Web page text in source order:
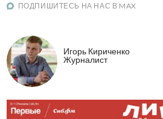
ПОДПИШИТЕСЬ НА НАС В MAX
Игорь Кириченко
Журналист